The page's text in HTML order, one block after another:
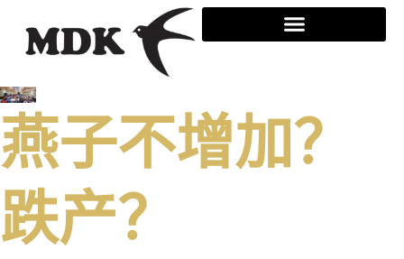
燕子不增加？
跌产？